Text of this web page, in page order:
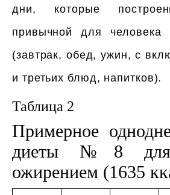
дни, которые
привычной для человека
(завтрак, обед, ужин, с
и третьих блюд, напитков).
Таблица 2
Примерное
диеты №8 для
ожирением (1635